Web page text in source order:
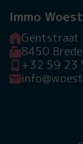
Immo
Gentstraat
8450
+32 59 23